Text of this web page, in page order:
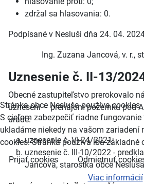
zdržal sa hlasovania: 0.
Podpísané v Nesluši dňa 24. 04.
Ing. Zuzana Jancová, v. r.,
Uznesenie č. II-13/
Obecné zastupiteľstvo prerokovalo
uznesení – prenájom pozemku pod
úrade:
uznesenie č. VI-24/2021;
uznesenie č. III-10/2022 -
Jancová, starostka obce
Stránka obce Nesluša používa cookies
S cieľom zabezpečiť riadne
ukladáme niekedy na vašom zariadení
cookies. Stránka používa iba základné
Prijať cookies
Odmietnuť
Viac informácií